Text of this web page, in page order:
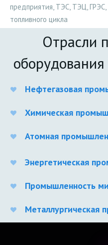
предприятия, ТЭС, ТЭЦ,
топливного цикла
Отрасли
Нефтегазовая
Химическая
Атомная
Энергетическая
Промышленность
Металлургическая